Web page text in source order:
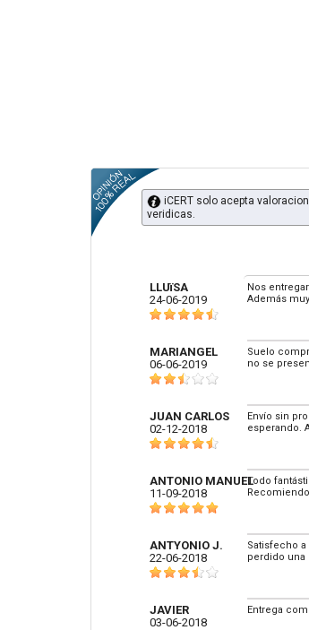
iCERT solo acepta
veridicas.
LLUïSA
24-06-2019
Nos
Además
MARIANGEL
06-06-2019
Suelo
no se
JUAN CARLOS
02-12-2018
Envío sin
esperando.
ANTONIO MANUEL
11-09-2018
Todo
ANTYONIO J.
22-06-2018
Satisfecho
perdido una
JAVIER
03-06-2018
Entrega